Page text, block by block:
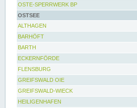
OSTE-SPERRWERK BP
OSTSEE
ALTHAGEN
BARHÖFT
BARTH
ECKERNFÖRDE
FLENSBURG
GREIFSWALD OIE
GREIFSWALD-WIECK
HEILIGENHAFEN